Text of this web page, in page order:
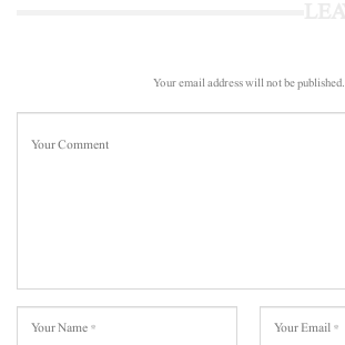
Your email address will not be published.